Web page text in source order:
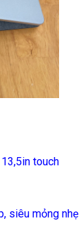
touch
siêu mỏng nhẹ